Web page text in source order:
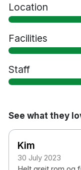
Location
Facilities
Staff
See what they
Kim
30 July 2023